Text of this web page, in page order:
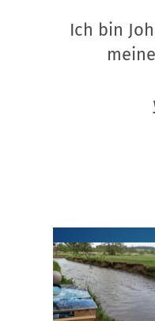
Ich bin